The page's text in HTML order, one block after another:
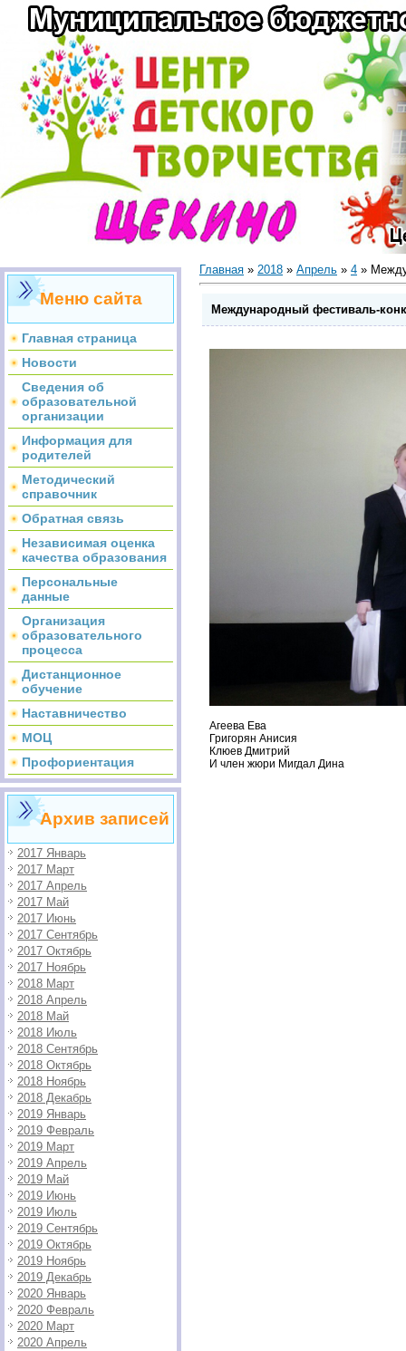
Меню сайта
Главная страница
Новости
Сведения об
образовательной
организации
Информация для
родителей
Методический
справочник
Обратная связь
Независимая оценка
качества образования
Персональные
данные
Организация
образовательного
процесса
Дистанционное
обучение
Наставничество
МОЦ
Профориентация
Архив записей
2017 Январь
2017 Март
2017 Апрель
2017 Май
2017 Июнь
2017 Сентябрь
2017 Октябрь
2017 Ноябрь
2018 Март
2018 Апрель
2018 Май
2018 Июль
2018 Сентябрь
2018 Октябрь
2018 Ноябрь
2018 Декабрь
2019 Январь
2019 Февраль
2019 Март
2019 Апрель
2019 Май
2019 Июнь
2019 Июль
2019 Сентябрь
2019 Октябрь
2019 Ноябрь
2019 Декабрь
2020 Январь
2020 Февраль
2020 Март
2020 Апрель
Главная » 2018 » Апрель » 4 »
Международный фестиваль-
Агеева Ева
Григорян Анисия
Клюев Дмитрий
И член жюри Мигдал Дина